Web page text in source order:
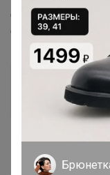
Добрый день,
доставка
Happy